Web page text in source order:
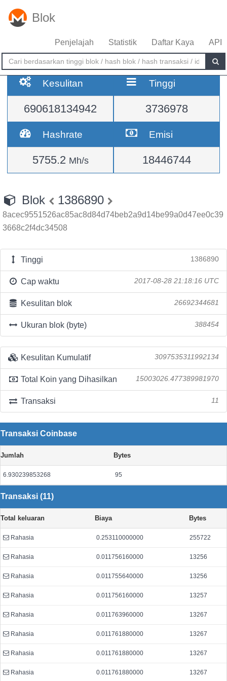
Blok
Penjelajah Statistik Daftar Kaya API
Kesulitan
690618134942
Tinggi
3736978
Hashrate
5755.2 Mh/s
Emisi
18446744
Blok 1386890
8acec9551526ac85ac8d84d74beb2a9d14be99a0d47ee0c39
3668c2f4dc34508
Tinggi 1386890
Cap waktu 2017-08-28 21:18:16 UTC
Kesulitan blok 26692344681
Ukuran blok (byte) 388454
Kesulitan Kumulatif 3097535311992134
Total Koin yang Dihasilkan 15003026.477389981970
Transaksi 11
Transaksi Coinbase
Jumlah Bytes
6.930239853268 95
Transaksi (11)
Total keluaran Biaya Bytes
Rahasia 0.253110000000 255722
Rahasia 0.011756160000 13256
Rahasia 0.011755640000 13256
Rahasia 0.011756160000 13257
Rahasia 0.011763960000 13267
Rahasia 0.011761880000 13267
Rahasia 0.011761880000 13267
Rahasia 0.011761880000 13267